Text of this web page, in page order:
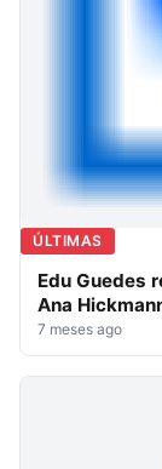
ÚLTIMAS
Edu Guedes
Ana
7 meses ago